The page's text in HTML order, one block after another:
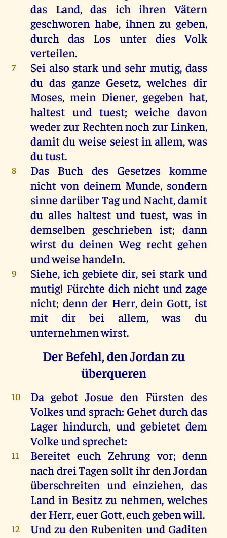
das Land, das ich ihren Vätern
geschworen habe, ihnen zu geben,
durch das Los unter dies Volk
verteilen.
7
Sei also stark und sehr mutig, dass
du das ganze Gesetz, welches dir
Moses, mein Diener, gegeben hat,
haltest und tuest; weiche davon
weder zur Rechten noch zur Linken,
damit du weise seiest in allem, was
du tust.
8
Das Buch des Gesetzes komme
nicht von deinem Munde, sondern
sinne darüber Tag und Nacht, damit
du alles haltest und tuest, was in
demselben geschrieben ist; dann
wirst du deinen Weg recht gehen
und weise handeln.
9
Siehe, ich gebiete dir, sei stark und
mutig! Fürchte dich nicht und zage
nicht; denn der Herr, dein Gott, ist
mit dir bei allem, was du
unternehmen wirst.
Der Befehl, den Jordan zu
überqueren
10
Da gebot Josue den Fürsten des
Volkes und sprach: Gehet durch das
Lager hindurch, und gebietet dem
Volke und sprechet:
11
Bereitet euch Zehrung vor; denn
nach drei Tagen sollt ihr den Jordan
überschreiten und einziehen, das
Land in Besitz zu nehmen, welches
der Herr, euer Gott, euch geben will.
12
Und zu den Rubeniten und Gaditen